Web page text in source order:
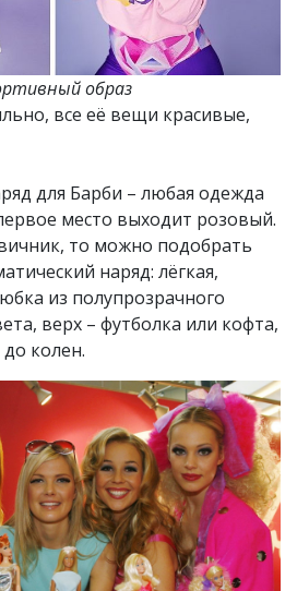
образ
все её вещи красивые,
для Барби – любая одежда
место выходит розовый.
то можно подобрать
наряд: лёгкая,
из полупрозрачного
верх – футболка или кофта,
колен.